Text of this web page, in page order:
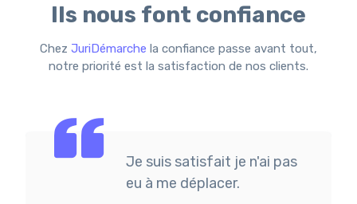
Ils nous font confiance
Chez JuriDémarche la confiance passe avant tout,
notre priorité est la satisfaction de nos clients.
Je suis satisfait je n'ai pas
eu à me déplacer.